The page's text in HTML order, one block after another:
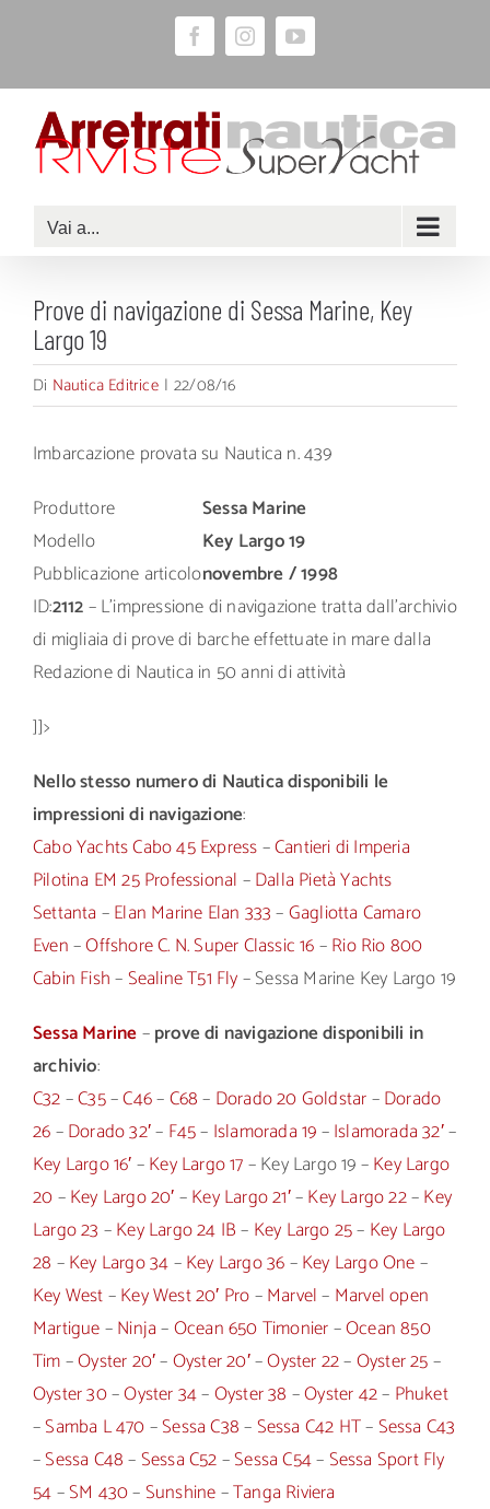
contenuto
FacebookInstagramYouTube
Vai a...
Prove di navigazione di Sessa Marine, Key
Largo 19
Di Nautica Editrice | 22/08/16
Imbarcazione provata su Nautica n. 439
Produttore
Sessa Marine
Modello
Key Largo 19
Pubblicazione articolonovembre / 1998
ID:2112– L’impressione di navigazione tratta dall’archivio
di migliaia di prove di barche effettuate in mare dalla
Redazione di Nautica in 50 anni di attività
]]>
Nello stesso numero di Nautica disponibili le
impressioni di navigazione:
Cabo Yachts Cabo 45 Express–Cantieri di Imperia
Pilotina EM 25 Professional –Dalla Pietà Yachts
Settanta –Elan Marine Elan 333–Gagliotta Camaro
Even–Offshore C. N. Super Classic 16–Rio Rio 800
Cabin Fish–Sealine T51 Fly– Sessa Marine Key Largo 19
Sessa Marine–prove di navigazione disponibili in
archivio:
C32–C35–C46–C68– Dorado 20 Goldstar–Dorado
26–Dorado 32′– F45– Islamorada 19–Islamorada 32′–
Key Largo 16′–Key Largo 17– Key Largo 19 –Key Largo
20–Key Largo 20′–Key Largo 21′–Key Largo 22–Key
Largo 23 –Key Largo 24 IB– Key Largo 25– Key Largo
28 –Key Largo 34–Key Largo 36–Key Largo One–
Key West–Key West 20′ Pro–Marvel– Marvel open
Martigue–Ninja–Ocean 650 Timonier–Ocean 850
Tim–Oyster 20′–Oyster 20′–Oyster 22–Oyster 25–
Oyster 30–Oyster 34–Oyster 38 –Oyster 42– Phuket
–Samba L 470–Sessa C38–Sessa C42 HT–Sessa C43
–Sessa C48–Sessa C52–Sessa C54–Sessa Sport Fly
54–SM 430–Sunshine–Tanga Riviera